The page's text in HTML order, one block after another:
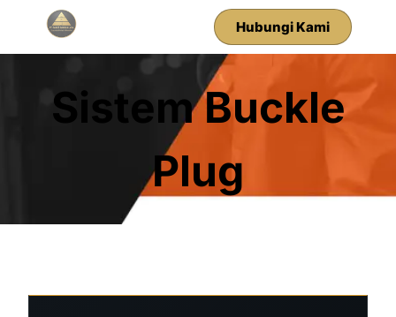
Hubungi Kami
Sistem Buckle
Plug